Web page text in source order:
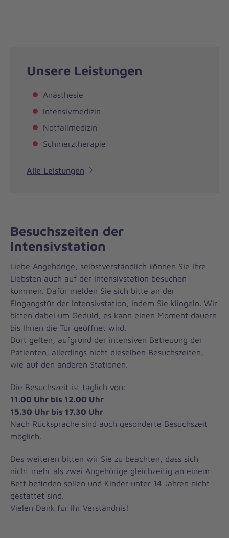
Unsere Leistungen
Anästhesie
Intensivmedizin
Notfallmedizin
Schmerztherapie
Alle Leistungen
Besuchszeiten der
Intensivstation
Liebe Angehörige, selbstverständlich können Sie Ihre
Liebsten auch auf der Intensivstation besuchen
kommen. Dafür melden Sie sich bitte an der
Eingangstür der Intensivstation, indem Sie klingeln. Wir
bitten dabei um Geduld, es kann einen Moment dauern
bis Ihnen die Tür geöffnet wird.
Dort gelten, aufgrund der intensiven Betreuung der
Patienten, allerdings nicht dieselben Besuchszeiten,
wie auf den anderen Stationen.
Die Besuchszeit ist täglich von:
11.00 Uhr bis 12.00 Uhr
15.30 Uhr bis 17.30 Uhr
Nach Rücksprache sind auch gesonderte Besuchszeit
möglich.
Des weiteren bitten wir Sie zu beachten, dass sich
nicht mehr als zwei Angehörige gleichzeitig an einem
Bett befinden sollen und Kinder unter 14 Jahren nicht
gestattet sind.
Vielen Dank für Ihr Verständnis!